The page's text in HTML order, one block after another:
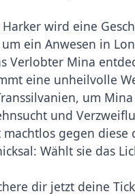
wird eine
ein Anwesen in
Verlobter Mina
eine unheilvolle
um
und
gegen
Wählt sie das
dir jetzt deine